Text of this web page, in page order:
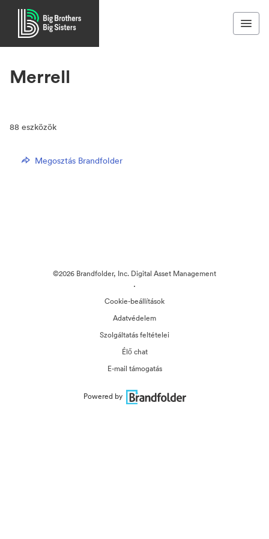
Merrell
88 eszközök
Megosztás Brandfolder
©2026 Brandfolder, Inc. Digital Asset Management
·
Cookie-beállítások
Adatvédelem
Szolgáltatás feltételei
Élő chat
E-mail támogatás
Powered by